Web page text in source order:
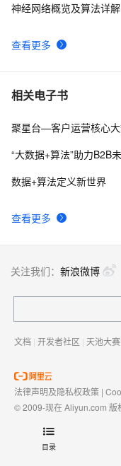
目录
查看更多
神经网络概览及算法详解
相关电子书
查看更多
聚星台—客户运营核心
“大数据+算法”助力B2B
数据+算法定义新世界
关注我们： 新浪微博
文档 | 开发者社区 | 天池大赛
法律声明及隐私权政策 |
© 2009-现在 Aliyun.com 版
域名注册服务机构许可：